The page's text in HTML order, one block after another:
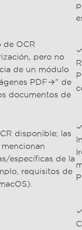
de OCR
pero no
de un módulo
PDF→" de
documentos de
disponible; las
específicas de la
requisitos de